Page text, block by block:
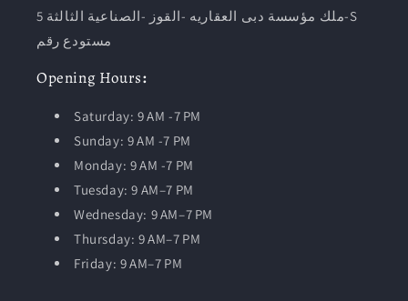
ملك مؤسسة دبى العقاريه -القوز -الصناعية الثالثة 5-S
مستودع رقم
Opening Hours:
Saturday: 9 AM -7 PM
Sunday: 9 AM -7 PM
Monday: 9 AM -7 PM
Tuesday: 9 AM–7 PM
Wednesday: 9 AM–7 PM
Thursday: 9 AM–7 PM
Friday: 9 AM–7 PM